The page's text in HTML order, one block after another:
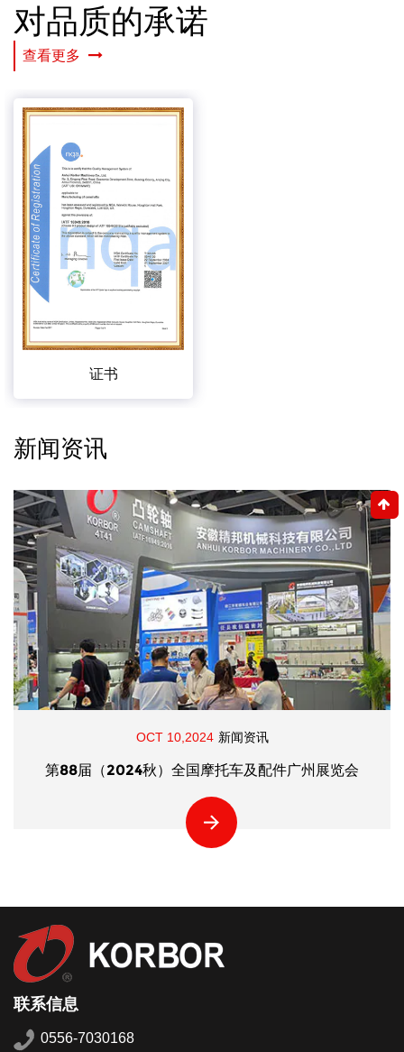
对品质的承诺
查看更多
证书
新闻资讯
OCT 10,2024 新闻资讯
第88届（2024秋）全国摩托车及配件广州展览会
联系信息
0556-7030168